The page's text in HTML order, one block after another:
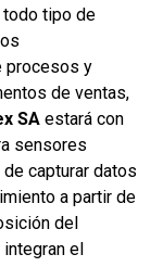
tipo de
procesos y
de ventas,
SA estará con
sensores
capturar datos
a partir de
del
el